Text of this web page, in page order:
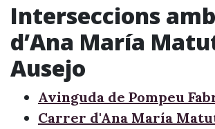
Interseccions
d’Ana María
Ausejo
Avinguda de Pompeu
Carrer d'Ana María